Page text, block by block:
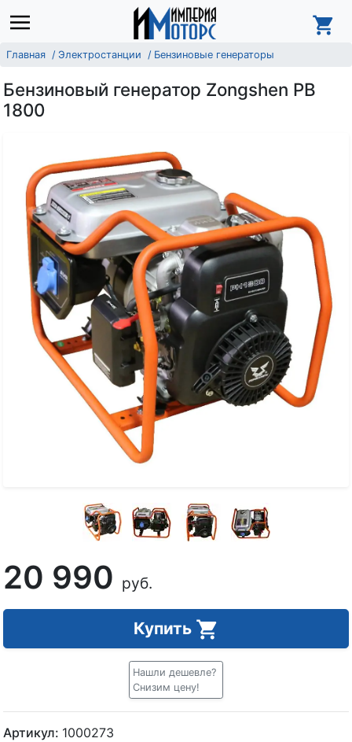
Главная Электростанции Бензиновые генераторы
Бензиновый генератор Zongshen PB
1800
20 990 руб.
Купить
Нашли дешевле?
Снизим цену!
Артикул: 1000273